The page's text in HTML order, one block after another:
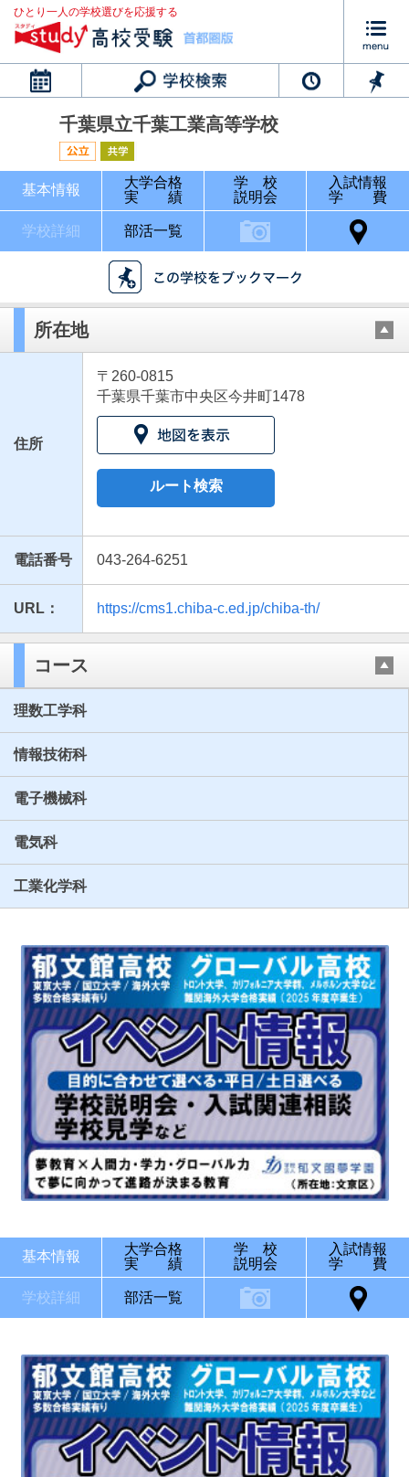
ひとり一人の学校選びを応援する
カレンダー
ブックマークした学校
千葉県立千葉工業高等学校
基本情報
大学合格
実 績
学 校
説明会
入試情報
学 費
学校詳細 部活一覧
所在地
住所
〒260-0815
千葉県千葉市中央区今井町1478
ルート検索
電話番号 043-264-6251
URL： https://cms1.chiba-c.ed.jp/chiba-th/
コース
理数工学科
情報技術科
電子機械科
電気科
工業化学科
基本情報
大学合格
実 績
学 校
説明会
入試情報
学 費
学校詳細 部活一覧